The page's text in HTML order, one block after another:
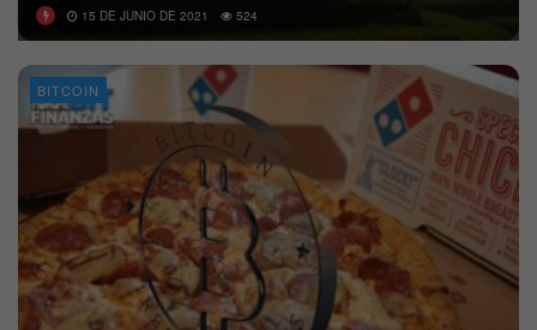
15 DE JUNIO DE 2021 524
BITCOIN